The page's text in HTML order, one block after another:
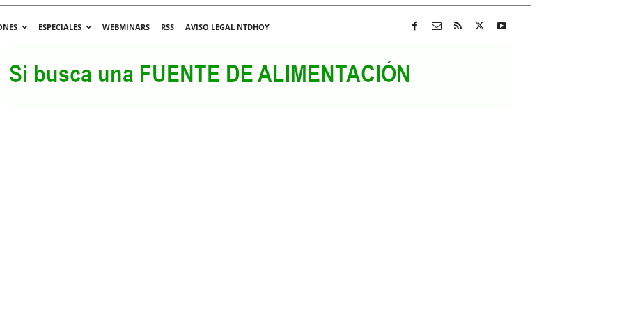
ESPECIALES WEBMINARS RSS
AVISO LEGAL NTDHOY